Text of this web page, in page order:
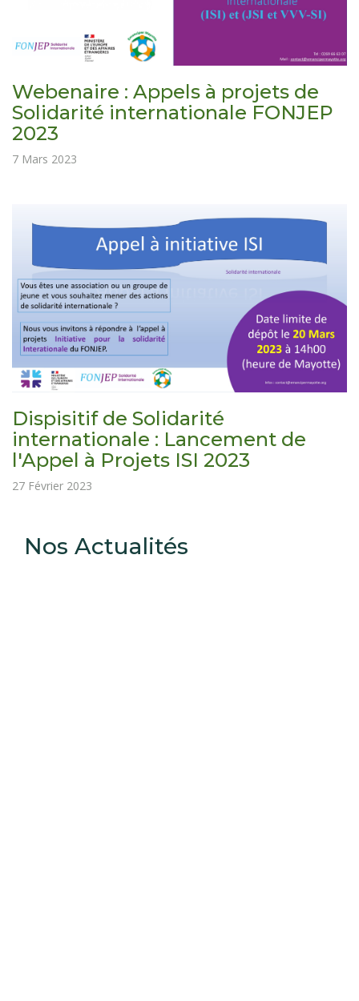
Webenaire : Appels à projets de
Solidarité internationale FONJEP
2023
7 Mars 2023
Dispisitif de Solidarité
internationale : Lancement de
l'Appel à Projets ISI 2023
27 Février 2023
Nos Actualités